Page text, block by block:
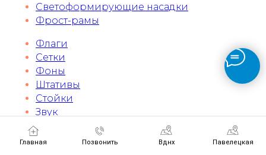
Главная Позвонить Вднх Павелецкая
Светоформирующие насадки
Фрост-рамы
Флаги
Сетки
Фоны
Штативы
Стойки
Звук
Предметные столы
Лазеры